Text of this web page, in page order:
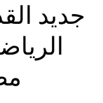
جديد